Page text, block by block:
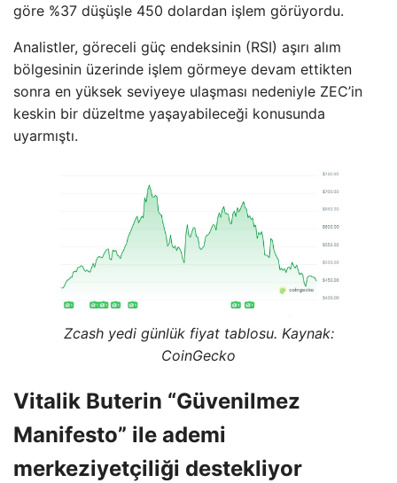
göre %37 düşüşle 450 dolardan işlem görüyordu.
Analistler, göreceli güç endeksinin (RSI) aşırı alım
bölgesinin üzerinde işlem görmeye devam ettikten
sonra en yüksek seviyeye ulaşması nedeniyle ZEC’in
keskin bir düzeltme yaşayabileceği konusunda
uyarmıştı.
Zcash yedi günlük fiyat tablosu. Kaynak:
CoinGecko
Vitalik Buterin “Güvenilmez
Manifesto” ile ademi
merkeziyetçiliği destekliyor